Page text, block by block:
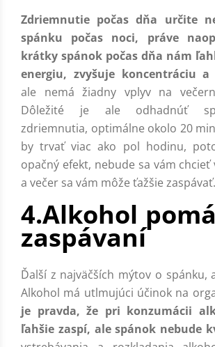
Zdriemnutie počas dňa určite
spánku počas noci, práve
krátky spánok počas dňa nám
energiu, zvyšuje koncentráciu
ale nemá žiadny vplyv na
Dôležité je ale odhadnúť
zdriemnutia, optimálne okolo 20
by trvať viac ako pol hodinu,
opačný efekt, nebude sa vám
a večer sa vám môže ťažšie zaspávať.
4.Alkohol
zaspávaní
Ďalší z najväčších mýtov o spánku,
Alkohol má utlmujúci účinok na
je pravda, že pri konzumácii
ľahšie zaspí, ale spánok nebude